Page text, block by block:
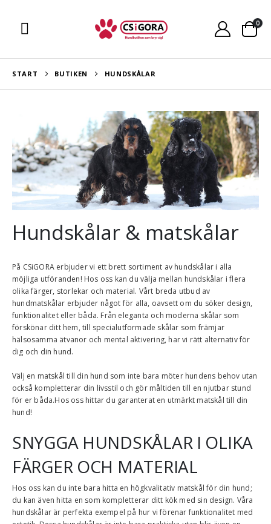
0
START BUTIKEN HUNDSKÅLAR
Hundskålar & matskålar
På CSiGORA erbjuder vi ett brett sortiment av hundskålar i alla
möjliga utföranden! Hos oss kan du välja mellan hundskålar i flera
olika färger, storlekar och material. Vårt breda utbud av
hundmatskålar erbjuder något för alla, oavsett om du söker design,
funktionalitet eller båda. Från eleganta och moderna skålar som
förskönar ditt hem, till specialutformade skålar som främjar
hälsosamma ätvanor och mental aktivering, har vi rätt alternativ för
dig och din hund.
Välj en matskål till din hund som inte bara möter hundens behov utan
också kompletterar din livsstil och gör måltiden till en njutbar stund
för er båda.Hos oss hittar du garanterat en utmärkt matskål till din
hund!
SNYGGA HUNDSKÅLAR I OLIKA
FÄRGER OCH MATERIAL
Hos oss kan du inte bara hitta en högkvalitativ matskål för din hund;
du kan även hitta en som kompletterar ditt kök med sin design. Våra
hundskålar är perfekta exempel på hur vi förenar funktionalitet med